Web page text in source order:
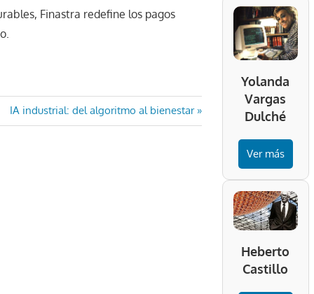
Finastra redefine los pagos
Entrada
siguiente:
IA industrial: del algoritmo al bienestar
Yolanda
Vargas
Dulché
Ver más
Heberto
Castillo